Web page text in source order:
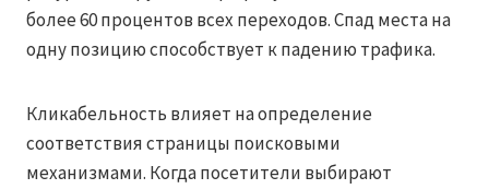
более 60 процентов всех переходов. Спад места на
одну позицию способствует к падению трафика.
Кликабельность влияет на определение
соответствия страницы поисковыми
механизмами. Когда посетители выбирают